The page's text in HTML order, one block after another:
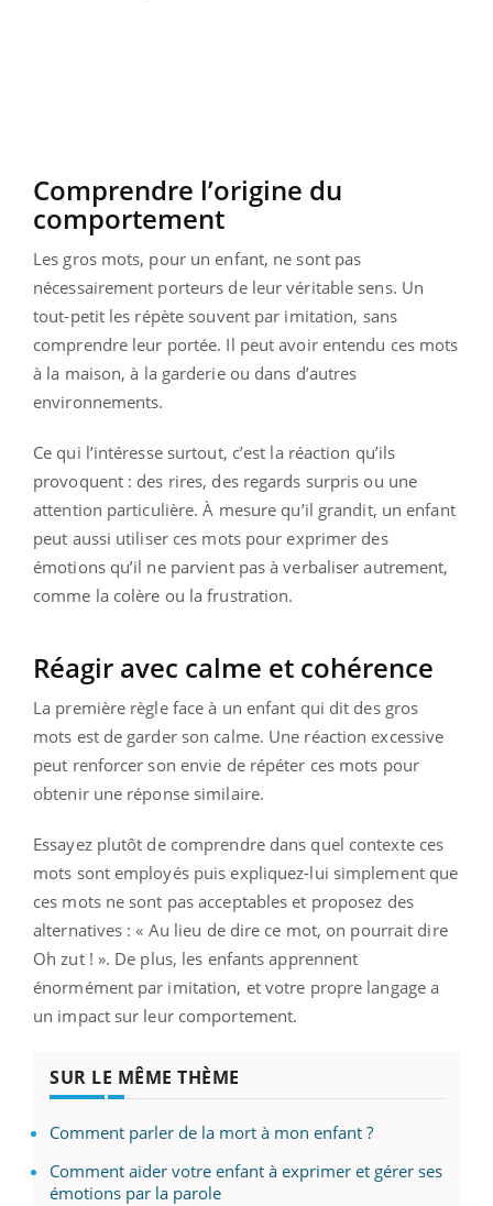
Comprendre l’origine du
comportement
Les gros mots, pour un enfant, ne sont pas
nécessairement porteurs de leur véritable sens. Un
tout-petit les répète souvent par imitation, sans
comprendre leur portée. Il peut avoir entendu ces mots
à la maison, à la garderie ou dans d’autres
environnements.
Ce qui l’intéresse surtout, c’est la réaction qu’ils
provoquent : des rires, des regards surpris ou une
attention particulière. À mesure qu’il grandit, un enfant
peut aussi utiliser ces mots pour exprimer des
émotions qu’il ne parvient pas à verbaliser autrement,
comme la colère ou la frustration.
Réagir avec calme et cohérence
La première règle face à un enfant qui dit des gros
mots est de garder son calme. Une réaction excessive
peut renforcer son envie de répéter ces mots pour
obtenir une réponse similaire.
Essayez plutôt de comprendre dans quel contexte ces
mots sont employés puis expliquez-lui simplement que
ces mots ne sont pas acceptables et proposez des
alternatives : « Au lieu de dire ce mot, on pourrait dire
Oh zut ! ». De plus, les enfants apprennent
énormément par imitation, et votre propre langage a
un impact sur leur comportement.
SUR LE MÊME THÈME
Comment parler de la mort à mon enfant ?
Comment aider votre enfant à exprimer et gérer ses
émotions par la parole